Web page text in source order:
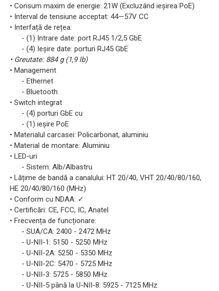
• Consum maxim de energie: 21W (Excluzând ieșirea PoE)
• Interval de tensiune acceptat: 44—57V CC
• Interfață de rețea:
- (1) Intrare date: port RJ45 1/2,5 GbE
- (4) Ieșire date: porturi RJ45 GbE
• Greutate: 884 g (1,9 lb)
• Management
- Ethernet
- Bluetooth
• Switch integrat
- (4) porturi GbE cu
- (1) ieșire PoE
• Materialul carcasei: Policarbonat, aluminiu
• Material de montare: Aluminiu
• LED-uri
- Sistem: Alb/Albastru
• Lățime de bandă a canalului: HT 20/40, VHT 20/40/80/160,
HE 20/40/80/160 (MHz)
• Conform cu NDAA: ✓
• Certificări: CE, FCC, IC, Anatel
• Frecvența de funcționare:
- SUA/CA: 2400 - 2472 MHz
- U-NII-1: 5150 - 5250 MHz
- U-NII-2A: 5250 - 5350 MHz
- U-NII-2C: 5470 - 5725 MHz
- U-NII-3: 5725 - 5850 MHz
- U-NII-5 până la U-NII-8: 5925 - 7125 MHz